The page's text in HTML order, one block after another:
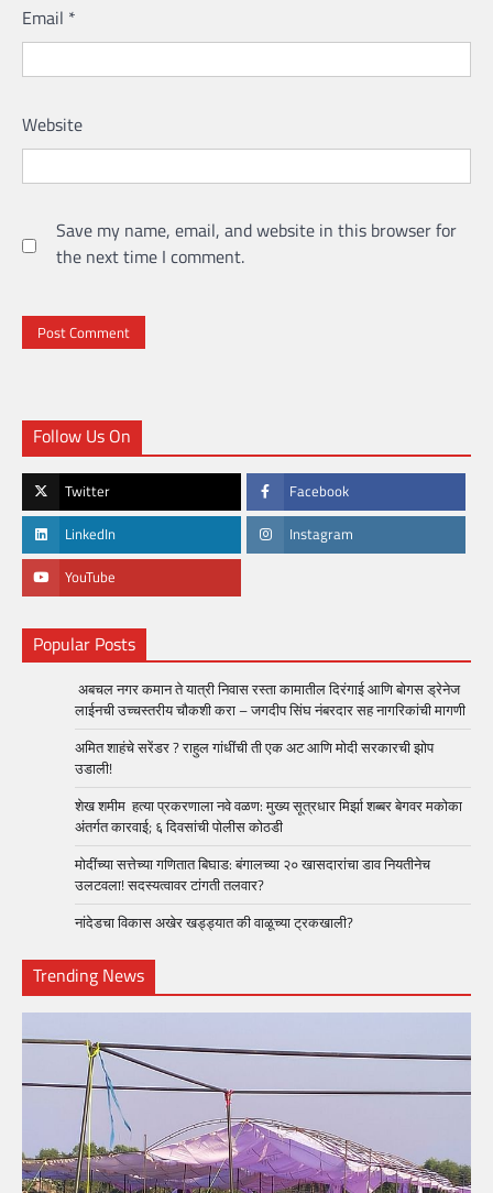
Email *
Website
Save my name, email, and website in this browser for
the next time I comment.
Follow Us On
Twitter Facebook
LinkedIn Instagram
YouTube
Popular Posts
अबचल नगर कमान ते यात्री निवास रस्ता कामातील दिरंगाई आणि बोगस ड्रेनेज
लाईनची उच्चस्तरीय चौकशी करा – जगदीप सिंघ नंबरदार सह नागरिकांची मागणी
अमित शाहंचे सरेंडर ? राहुल गांधींची ती एक अट आणि मोदी सरकारची झोप
उडाली!
शेख शमीम हत्या प्रकरणाला नवे वळण: मुख्य सूत्रधार मिर्झा शब्बर बेगवर मकोका
अंतर्गत कारवाई; ६ दिवसांची पोलीस कोठडी
मोदींच्या सत्तेच्या गणितात बिघाड: बंगालच्या २० खासदारांचा डाव नियतीनेच
उलटवला! सदस्यत्वावर टांगती तलवार?
नांदेडचा विकास अखेर खड्ड्यात की वाळूच्या ट्रकखाली?
Trending News